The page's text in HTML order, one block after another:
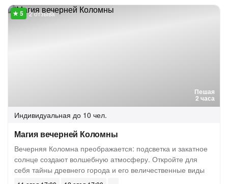
Пешая
2 часа
2 отзыва
Индивидуальная до 10 чел.
Магия вечерней Коломны
Вечерняя Коломна преображается: подсветка и закатное
солнце создают волшебную атмосферу. Откройте для
себя тайны древнего города и его величественные виды